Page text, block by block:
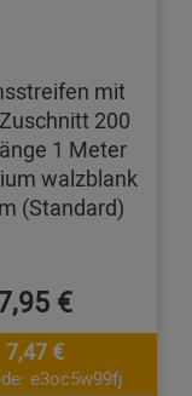
mit
200
1 Meter
walzblank
(Standard)
€
7,47 €
e3oc5w99fj